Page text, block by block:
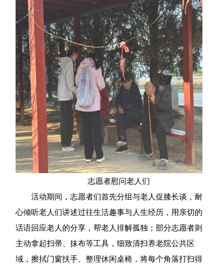
志愿者慰问老人们
活动期间，志愿者们首先分组与老人促膝长谈，耐
心倾听老人们讲述过往生活趣事与人生经历，用亲切的
话语回应老人的分享，帮老人排解孤独；部分志愿者则
主动拿起扫帚、抹布等工具，细致清扫养老院公共区
域，擦拭门窗扶手、整理休闲桌椅，将每个角落打扫得